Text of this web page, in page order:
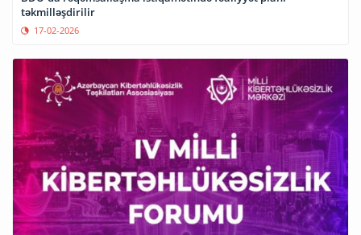
təkmilləşdirilir
17-02-2026